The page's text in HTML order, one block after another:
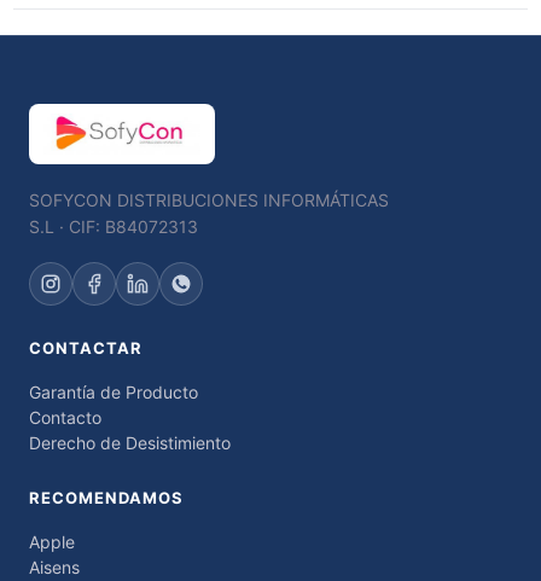
SOFYCON DISTRIBUCIONES INFORMÁTICAS
S.L · CIF: B84072313
CONTACTAR
Garantía de Producto
Contacto
Derecho de Desistimiento
RECOMENDAMOS
Apple
Aisens